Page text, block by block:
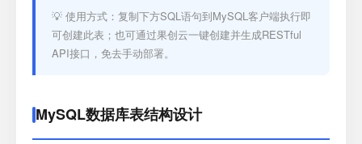
接口测试💡 使用方式：复制下方SQL语句到MySQL客户端执行即
可创建此表；也可通过果创云一键创建并生成RESTful
API接口，免去手动部署。
MySQL数据库表结构设计